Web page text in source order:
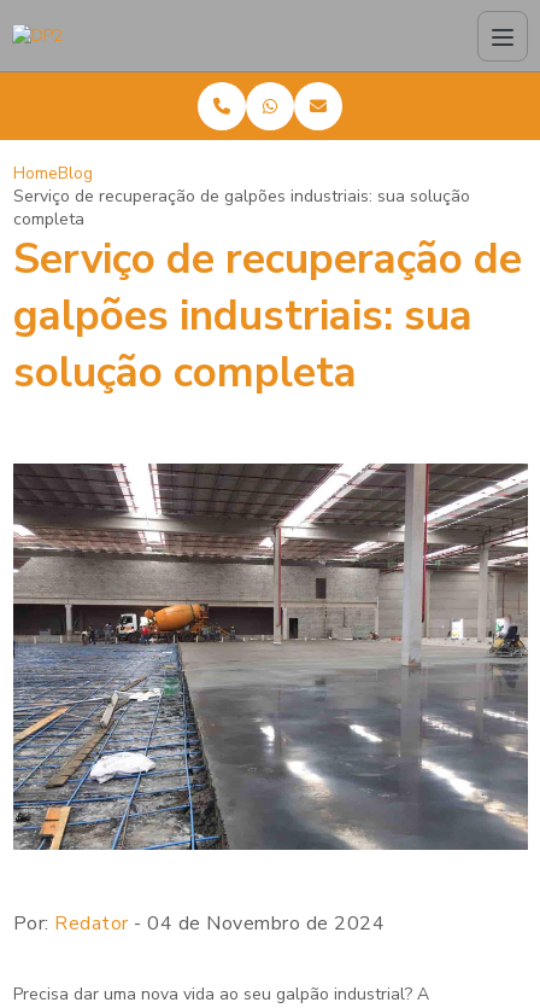
HomeBlog
Serviço de recuperação de galpões industriais: sua solução
completa
Serviço de recuperação de
galpões industriais: sua
solução completa
Por: Redator- 04 de Novembro de 2024
Precisa dar uma nova vida ao seu galpão industrial? A